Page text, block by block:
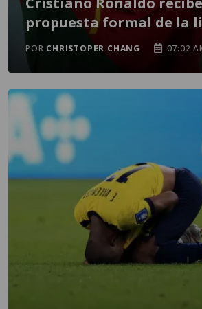
propuesta formal de la
POR CHRISTOPER CHANG 07:02